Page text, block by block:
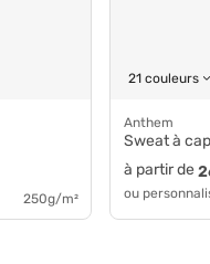
250g/m²
21 couleurs
Anthem
Sweat à
à partir de
ou